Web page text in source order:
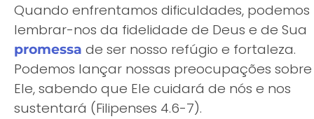
Quando enfrentamos dificuldades, podemos
lembrar-nos da fidelidade de Deus e de Sua
promessa de ser nosso refúgio e fortaleza.
Podemos lançar nossas preocupações sobre
Ele, sabendo que Ele cuidará de nós e nos
sustentará (Filipenses 4.6-7).